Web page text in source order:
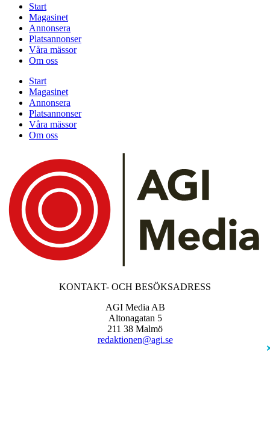
Start
Magasinet
Annonsera
Platsannonser
Våra mässor
Om oss
Start
Magasinet
Annonsera
Platsannonser
Våra mässor
Om oss
KONTAKT- OCH BESÖKSADRESS
AGI Media AB
Altonagatan 5
211 38 Malmö
redaktionen@agi.se